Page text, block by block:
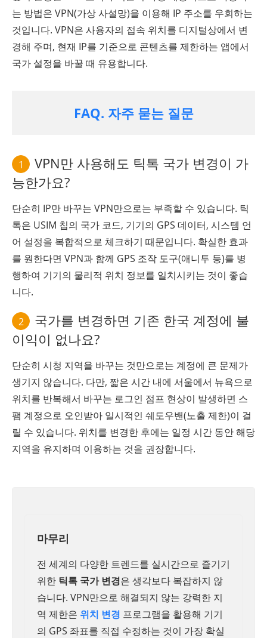
는 방법은 VPN(가상 사설망)을 이용해 IP 주소를 우회하는
것입니다. VPN은 사용자의 접속 위치를 디지털상에서 변
경해 주며, 현재 IP를 기준으로 콘텐츠를 제한하는 앱에서
국가 설정을 바꿀 때 유용합니다.
FAQ. 자주 묻는 질문
1
VPN만 사용해도 틱톡 국가 변경이 가
능한가요?
단순히 IP만 바꾸는 VPN만으로는 부족할 수 있습니다. 틱
톡은 USIM 칩의 국가 코드, 기기의 GPS 데이터, 시스템 언
어 설정을 복합적으로 체크하기 때문입니다. 확실한 효과
를 원한다면 VPN과 함께 GPS 조작 도구(애니투 등)를 병
행하여 기기의 물리적 위치 정보를 일치시키는 것이 좋습
니다.
2
국가를 변경하면 기존 한국 계정에 불
이익이 없나요?
단순히 시청 지역을 바꾸는 것만으로는 계정에 큰 문제가
생기지 않습니다. 다만, 짧은 시간 내에 서울에서 뉴욕으로
위치를 반복해서 바꾸는 로그인 점프 현상이 발생하면 스
팸 계정으로 오인받아 일시적인 쉐도우밴(노출 제한)이 걸
릴 수 있습니다. 위치를 변경한 후에는 일정 시간 동안 해당
지역을 유지하며 이용하는 것을 권장합니다.
마무리
전 세계의 다양한 트렌드를 실시간으로 즐기기
위한 틱톡 국가 변경은 생각보다 복잡하지 않
습니다. VPN만으로 해결되지 않는 강력한 지
역 제한은 위치 변경 프로그램을 활용해 기기
의 GPS 좌표를 직접 수정하는 것이 가장 확실